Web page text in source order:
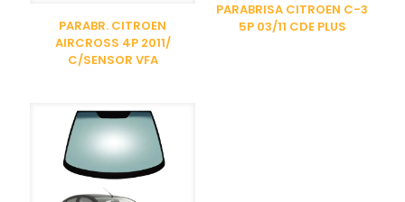
PARABR. CITROEN
AIRCROSS 4P 2011/
C/SENSOR VFA
PARABRISA CITROEN C-3
5P 03/11 CDE PLUS